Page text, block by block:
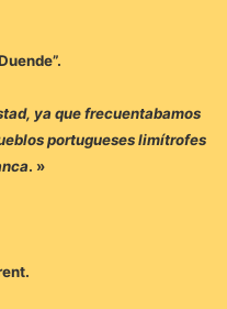
ya que frecuentabamos
portugueses limítrofes
. »